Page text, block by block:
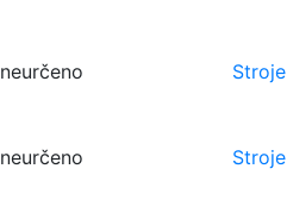
neurčeno Stroje
neurčeno Stroje